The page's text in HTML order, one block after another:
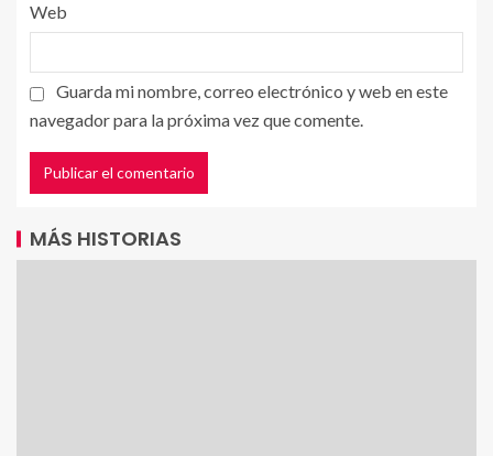
Web
Guarda mi nombre, correo electrónico y web en este
navegador para la próxima vez que comente.
MÁS HISTORIAS